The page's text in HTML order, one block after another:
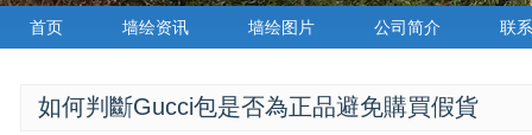
首页 墙绘资讯 墙绘图片 公司简介 联
如何判斷Gucci包是否為正品避免購買假貨